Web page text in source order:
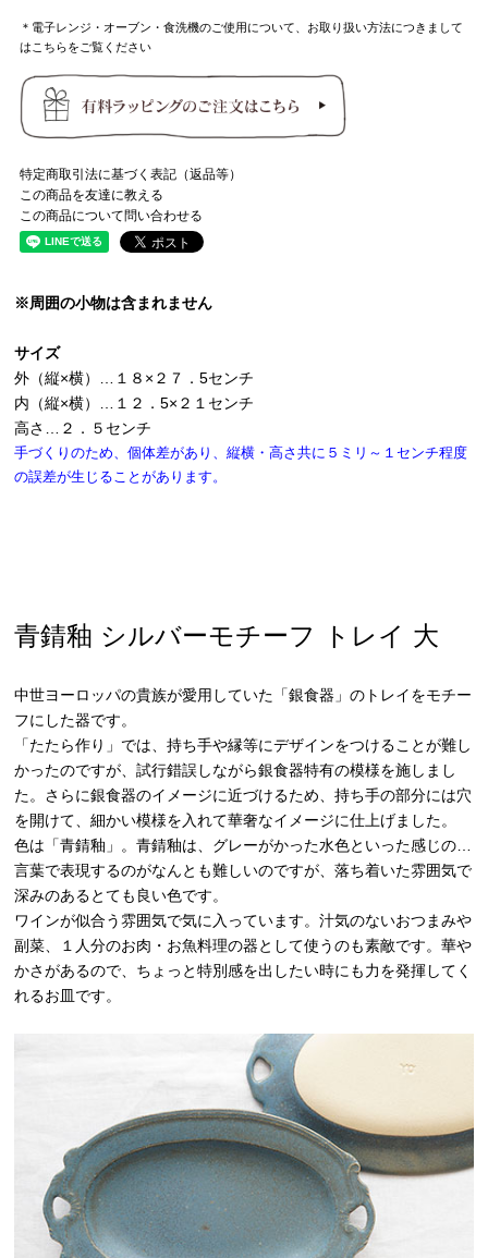
＊電子レンジ・オーブン・食洗機のご使用について、お取り扱い方法につきまして
はこちらをご覧ください
特定商取引法に基づく表記（返品等）
この商品を友達に教える
この商品について問い合わせる
※周囲の小物は含まれません
サイズ
外（縦×横）…１８×２７．5センチ
内（縦×横）…１２．5×２１センチ
高さ…２．５センチ
手づくりのため、個体差があり、縦横・高さ共に５ミリ～１センチ程度
の誤差が生じることがあります。
青錆釉 シルバーモチーフ トレイ 大
中世ヨーロッパの貴族が愛用していた「銀食器」のトレイをモチー
フにした器です。
「たたら作り」では、持ち手や縁等にデザインをつけることが難し
かったのですが、試行錯誤しながら銀食器特有の模様を施しまし
た。さらに銀食器のイメージに近づけるため、持ち手の部分には穴
を開けて、細かい模様を入れて華奢なイメージに仕上げました。
色は「青錆釉」。青錆釉は、グレーがかった水色といった感じの…
言葉で表現するのがなんとも難しいのですが、落ち着いた雰囲気で
深みのあるとても良い色です。
ワインが似合う雰囲気で気に入っています。汁気のないおつまみや
副菜、１人分のお肉・お魚料理の器として使うのも素敵です。華や
かさがあるので、ちょっと特別感を出したい時にも力を発揮してく
れるお皿です。